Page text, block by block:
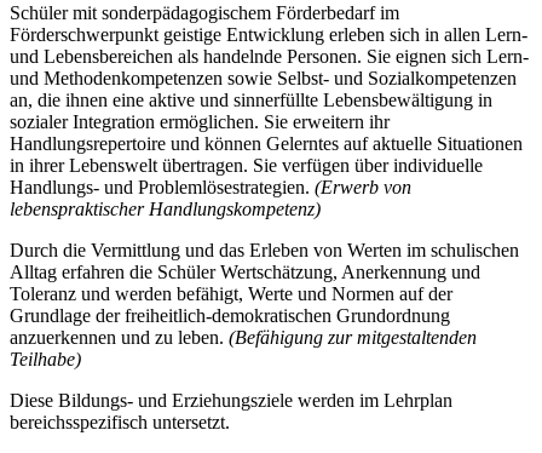
Schüler mit sonderpädagogischem Förderbedarf im
Förderschwerpunkt geistige Entwicklung erleben sich in allen Lern-
und Lebensbereichen als handelnde Personen. Sie eignen sich Lern-
und Methodenkompetenzen sowie Selbst- und Sozialkompetenzen
an, die ihnen eine aktive und sinnerfüllte Lebensbewältigung in
sozialer Integration ermöglichen. Sie erweitern ihr
Handlungsrepertoire und können Gelerntes auf aktuelle Situationen
in ihrer Lebenswelt übertragen. Sie verfügen über individuelle
Handlungs- und Problemlösestrategien. (Erwerb von
lebenspraktischer Handlungskompetenz)
Durch die Vermittlung und das Erleben von Werten im schulischen
Alltag erfahren die Schüler Wertschätzung, Anerkennung und
Toleranz und werden befähigt, Werte und Normen auf der
Grundlage der freiheitlich-demokratischen Grundordnung
anzuerkennen und zu leben. (Befähigung zur mitgestaltenden
Teilhabe)
Diese Bildungs- und Erziehungsziele werden im Lehrplan
bereichsspezifisch untersetzt.